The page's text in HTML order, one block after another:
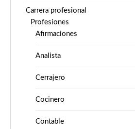
Carrera profesional
Profesiones
Afirmaciones
Analista
Cerrajero
Cocinero
Contable